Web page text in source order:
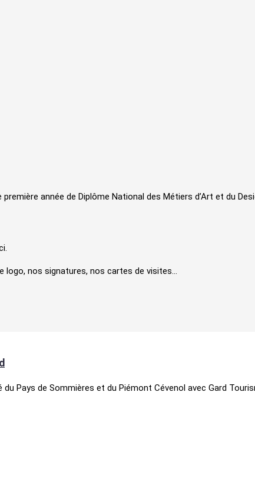
année de Diplôme National des Métiers d’Art et du
logo, nos signatures, nos cartes de visites…
Pays de Sommières et du Piémont Cévenol avec Gard